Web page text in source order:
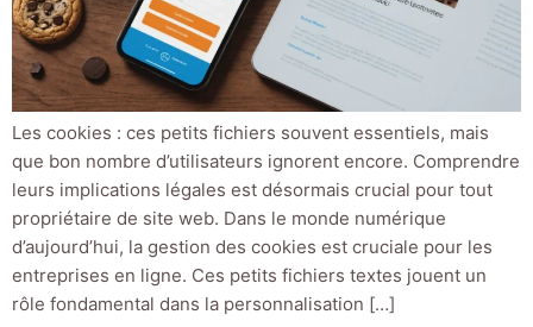
Les cookies : ces petits fichiers souvent essentiels, mais
que bon nombre d’utilisateurs ignorent encore. Comprendre
leurs implications légales est désormais crucial pour tout
propriétaire de site web. Dans le monde numérique
d’aujourd’hui, la gestion des cookies est cruciale pour les
entreprises en ligne. Ces petits fichiers textes jouent un
rôle fondamental dans la personnalisation […]